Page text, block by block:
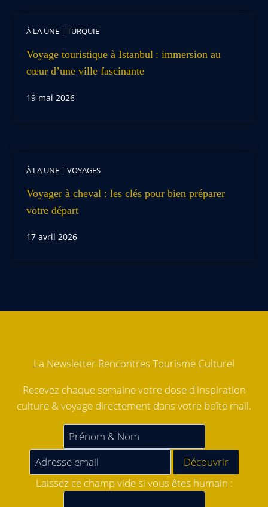
À LA UNE | TURQUIE
Voyage touristique à Istanbul : immersion au
cœur d’une ville fascinante
19 mai 2026
À LA UNE | VOYAGES
Voyager à cheval : les clés pour bien préparer
votre départ
17 avril 2026
La Newsletter Rencontres Tourisme Culturel
Recevez chaque semaine votre dose d'inspiration
culture & voyage directement dans votre boîte mail.
Laissez ce champ vide si vous êtes humain :